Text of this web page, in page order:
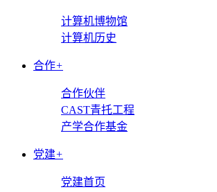
计算机博物馆
计算机历史
合作+
合作伙伴
CAST青托工程
产学合作基金
党建+
党建首页